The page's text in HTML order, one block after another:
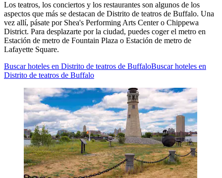
Los teatros, los conciertos y los restaurantes son algunos de los
aspectos que más se destacan de Distrito de teatros de Buffalo. Una
vez allí, pásate por Shea's Performing Arts Center o Chippewa
District. Para desplazarte por la ciudad, puedes coger el metro en
Estación de metro de Fountain Plaza o Estación de metro de
Lafayette Square.
Buscar hoteles en Distrito de teatros de BuffaloBuscar hoteles en
Distrito de teatros de Buffalo